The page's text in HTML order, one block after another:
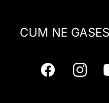
CUM NE